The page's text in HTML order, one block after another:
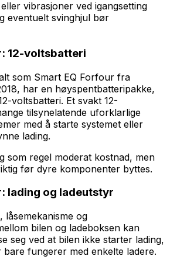
vibrasjoner ved igangsetting
eventuelt svinghjul bør
12-voltsbatteri
som Smart EQ Forfour fra
har en høyspentbatteripakke,
voltsbatteri. Et svakt 12-
tilsynelatende uforklarlige
med å starte systemet eller
lading.
som regel moderat kostnad, men
før dyre komponenter byttes.
lading og ladeutstyr
låsemekanisme og
bilen og ladeboksen kan
seg ved at bilen ikke starter lading,
fungerer med enkelte ladere.